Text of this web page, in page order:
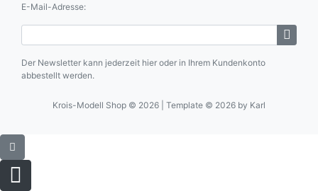
E-Mail-Adresse:
Der Newsletter kann jederzeit hier oder in Ihrem Kundenkonto
abbestellt werden.
Krois-Modell Shop © 2026 | Template © 2026 by Karl